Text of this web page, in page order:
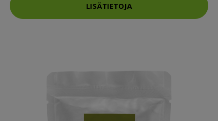
LISÄTIETOJA